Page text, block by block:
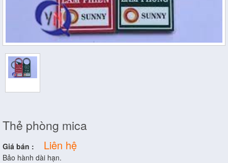
Thẻ phòng mica
Giá bán : Liên hệ
Bảo hành dài hạn.